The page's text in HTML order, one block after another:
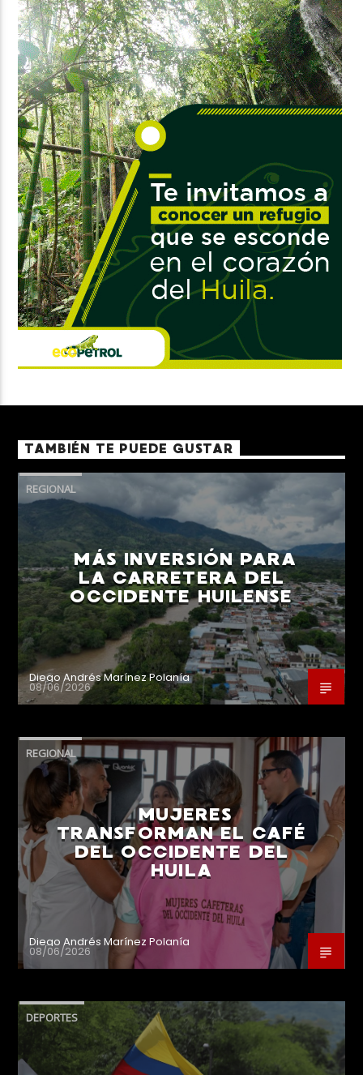
TAMBIÉN TE PUEDE GUSTAR
REGIONAL
MÁS INVERSIÓN PARA
LA CARRETERA DEL
OCCIDENTE HUILENSE
Diego Andrés Marínez Polanía
08/06/2026
REGIONAL
MUJERES
TRANSFORMAN EL CAFÉ
DEL OCCIDENTE DEL
HUILA
Diego Andrés Marínez Polanía
08/06/2026
DEPORTES